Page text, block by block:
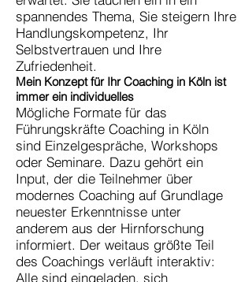
spannendes Thema, Sie steigern Ihre
Handlungskompetenz, Ihr
Selbstvertrauen und Ihre
Zufriedenheit.
Mein Konzept für Ihr Coaching in Köln ist
immer ein individuelles
Mögliche Formate für das
Führungskräfte Coaching in Köln
sind Einzelgespräche, Workshops
oder Seminare. Dazu gehört ein
Input, der die Teilnehmer über
modernes Coaching auf Grundlage
neuester Erkenntnisse unter
anderem aus der Hirnforschung
informiert. Der weitaus größte Teil
des Coachings verläuft interaktiv:
Alle sind eingeladen, sich